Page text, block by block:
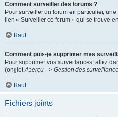
Comment surveiller des forums ?
Pour surveiller un forum en particulier,
lien « Surveiller ce forum » qui se trouve
Haut
Comment puis-je supprimer mes
Pour supprimer vos surveillances, allez
(ongletAperçu --> Gestion des
Haut
Fichiers joints